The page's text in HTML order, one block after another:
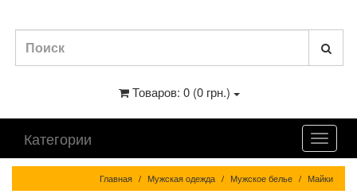
Товаров: 0 (0 грн.)
Категории
Главная Мужская одежда Мужское белье Майки